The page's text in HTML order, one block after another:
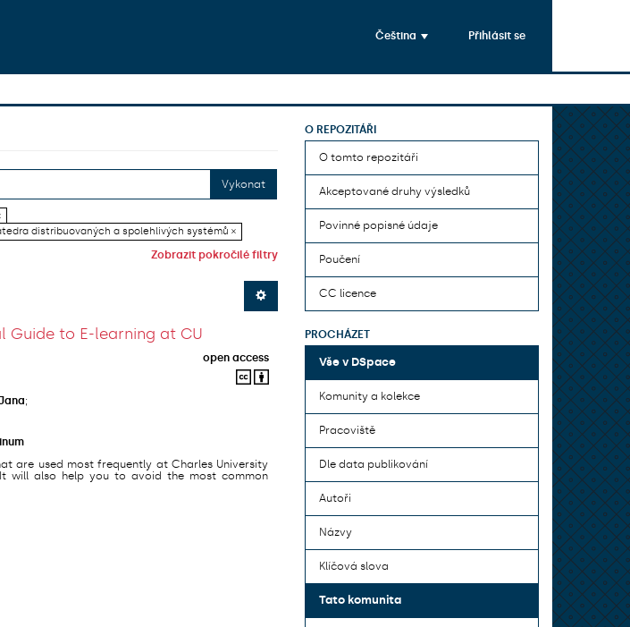
Čeština Přihlásit se
Vykonat
distribuovaných a spolehlivých systémů ×
Zobrazit pokročilé filtry
Guide to E-learning at CU
open access
;
are used most frequently at Charles University
will also help you to avoid the most common
O REPOZITÁŘI
O tomto repozitáři
Akceptované druhy výsledků
Povinné popisné údaje
Poučení
CC licence
PROCHÁZET
Vše v DSpace
Komunity a kolekce
Pracoviště
Dle data publikování
Autoři
Názvy
Klíčová slova
Tato komunita